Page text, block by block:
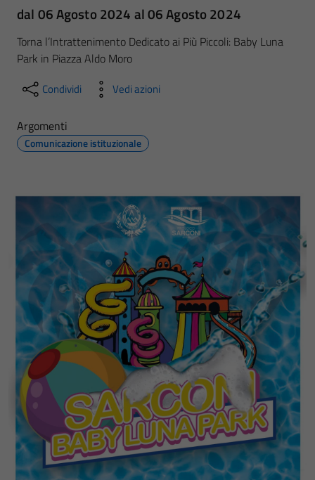
dal 06 Agosto 2024 al 06 Agosto 2024
Torna l’Intrattenimento Dedicato ai Più Piccoli: Baby Luna
Park in Piazza Aldo Moro
Condividi Vedi azioni
Argomenti
Comunicazione istituzionale